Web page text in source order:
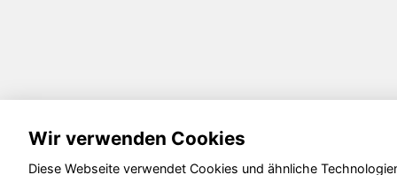
Wir verwenden Cookies
Diese Webseite verwendet Cookies und ähnliche